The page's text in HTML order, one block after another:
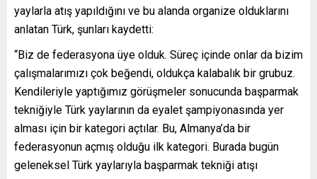
yaylarla atış yapıldığını ve bu alanda organize olduklarını
anlatan Türk, şunları kaydetti:
“Biz de federasyona üye olduk. Süreç içinde onlar da bizim
çalışmalarımızı çok beğendi, oldukça kalabalık bir grubuz.
Kendileriyle yaptığımız görüşmeler sonucunda başparmak
tekniğiyle Türk yaylarının da eyalet şampiyonasında yer
alması için bir kategori açtılar. Bu, Almanya’da bir
federasyonun açmış olduğu ilk kategori. Burada bugün
geleneksel Türk yaylarıyla başparmak tekniği atışı